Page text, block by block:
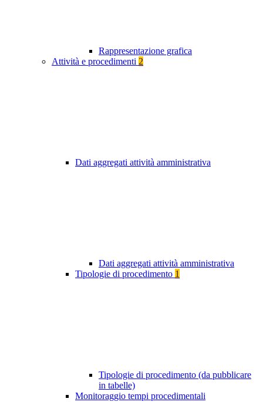
Rappresentazione grafica
Attività e procedimenti 2
Dati aggregati attività amministrativa
Dati aggregati attività amministrativa
Tipologie di procedimento 1
Tipologie di procedimento (da pubblicare
in tabelle)
Monitoraggio tempi procedimentali